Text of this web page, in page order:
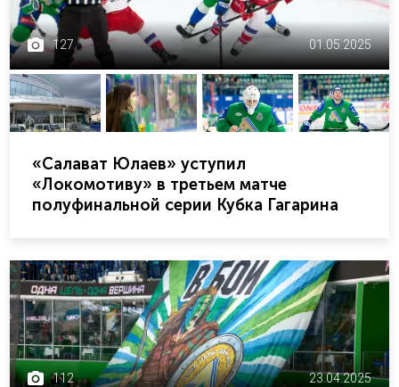
127 01.05.2025
«Салават Юлаев» уступил
«Локомотиву» в третьем матче
полуфинальной серии Кубка Гагарина
112 23.04.2025